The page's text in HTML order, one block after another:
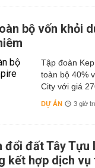
bộ vốn khỏi
Tập đoàn
toàn bộ 40%
City với giá
DỰ ÁN 3 giờ
đổi đất Tây Tựu
kết hợp dịch vụ